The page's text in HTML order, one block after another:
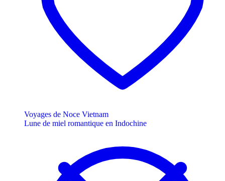
Voyages de Noce Vietnam
Lune de miel romantique en Indochine